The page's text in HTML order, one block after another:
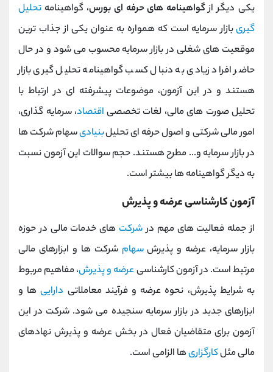
یکی دیگر ازگواهینامه های حرفه ای بورس، گواهینامه تحلیل
گیریبازار سرمایه است که همواره به عنوان یکی از جذاب ترین
موقعیت های شغلی در بازار سرمایه محسوب می شود و در حال
حاضر افراد زیادی به دنبال کسب گواهینامه تحلیل گیری بازار
هستند و در این آزمون، موضوعات پیشرفته ای در ارتباط با
تحلیل صورت های مالی، لغات تخصصی اقتصاد، سرمایه گذاری،
امور مالی شرکتی و اصول حرفه ای تحلیل‌بنیادیسهام شرکت ها
در بازار سرمایه و... مطرح هستند. حجم سوالات این آزمون نسبت
به دیگر گواهینامه ها بیشتر است.
آزمون کارشناسی عرضه و پذیرش
از جمله فعالیت های مهم درشرکت های خدمات مالی در حوزه
بازار سرمایه، عرضه و پذیرشسهام شرکت ها و ابزارهای مالی
مرتبط است. در آزمون کارشناسیعرضه و پذیرش، مفاهیم مربوط
به شرایط پذیرش، نحوه‌ عرضه و فرآیند معاملاتی داراییها و
ابزارهای جدید در بازار سرمایه سنجیده می شود. شرکت در این
آزمون برای متقاضیان فعال در بخش عرضه و پذیرش نهادهای
مالی مثلکارگزاریها الزامی است.